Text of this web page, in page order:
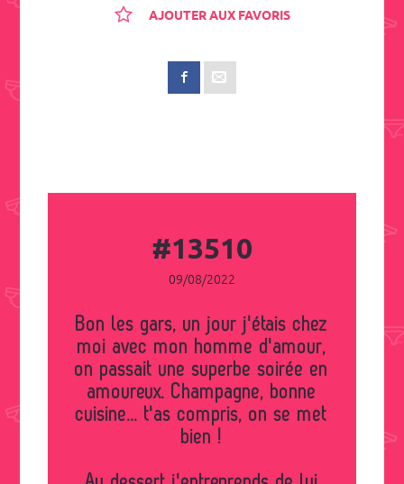
AJOUTER AUX FAVORIS
#13510
09/08/2022
Bon les gars, un jour j'étais chez
moi avec mon homme d'amour,
on passait une superbe soirée en
amoureux. Champagne, bonne
cuisine... t'as compris, on se met
bien !